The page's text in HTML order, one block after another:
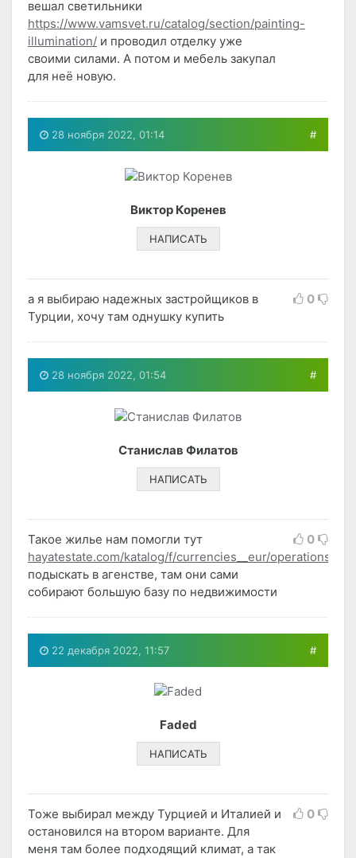
вешал светильники
https://www.vamsvet.ru/catalog/section/painting-
illumination/ и проводил отделку уже
своими силами. А потом и мебель закупал
для неё новую.
28 ноября 2022, 01:14 #
Виктор Коренев
НАПИСАТЬ
а я выбираю надежных застройщиков в
Турции, хочу там однушку купить
0
28 ноября 2022, 01:54 #
Станислав Филатов
НАПИСАТЬ
Такое жилье нам помогли тут
hayatestate.com/katalog/f/currencies__eur/
подыскать в агенстве, там они сами
собирают большую базу по недвижимости
0
22 декабря 2022, 11:57 #
Faded
НАПИСАТЬ
Тоже выбирал между Турцией и Италией и
остановился на втором варианте. Для
меня там более подходящий климат, а так
0